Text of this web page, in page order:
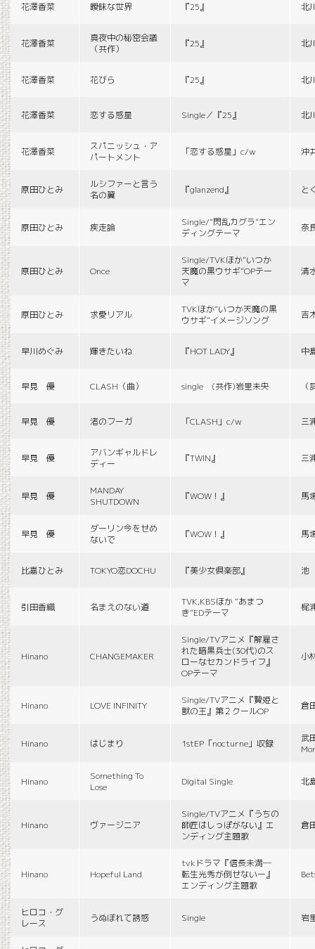
花澤香菜 曖昧な世界 『25』 北
花澤香菜
真夜中の秘密会議
（共作）
『25』 北
花澤香菜 花びら 『25』 北
花澤香菜 恋する惑星 Single／『25』 北
花澤香菜
スパニッシュ・ア
パートメント
「恋する惑星」c/w 沖
原田ひとみ
ルシファーと言う
名の翼
『glanzend』 と
原田ひとみ 疾走論
Single/“閃乱カグラ”エン
ディングテーマ
奈
原田ひとみ Once
Single/TVKほか“いつか
天魔の黒ウサギ”OPテー
マ
清
原田ひとみ 求愛リアル
TVKほか“いつか天魔の黒
ウサギ”イメージソング
吉
早川めぐみ 輝きたいね 『HOT LADY』 中
早見 優 CLASH（曲） single (共作)岩里未央
早見 優 渚のフーガ 「CLASH」c/w 三
早見 優
アバンギャルドレ
ディー
『TWIN』 三
早見 優
MANDAY
SHUTDOWN
『WOW！』 馬
早見 優
ダーリン今をせめ
ないで
『WOW！』 馬
比嘉ひとみ TOKYO恋DOCHU 『美少女倶楽部』 池
引田香織 名まえのない道
TVK,KBSほか “あまつ
き”EDテーマ
梶
Hinano CHANGEMAKER
Single/TVアニメ『解雇さ
れた暗黒兵士(30代)のス
ローなセカンドライフ』
OPテーマ
小
Hinano LOVE INFINITY
Single/TVアニメ『贄姫と
獣の王』第２クールOP
倉
Hinano はじまり 1stEP「nocturne」収録
武
Hinano
Something To
Lose
Digital Single 北
Hinano ヴァージニア
Single/TVアニメ『うちの
師匠はしっぽがない』エ
ンディング主題歌
倉
Hinano Hopeful Land
tvkドラマ『信長未満―
転生光秀が倒せないー』
エンディング主題歌
ヒロコ・グ
レース
うぬぼれて誘惑 Single 岩